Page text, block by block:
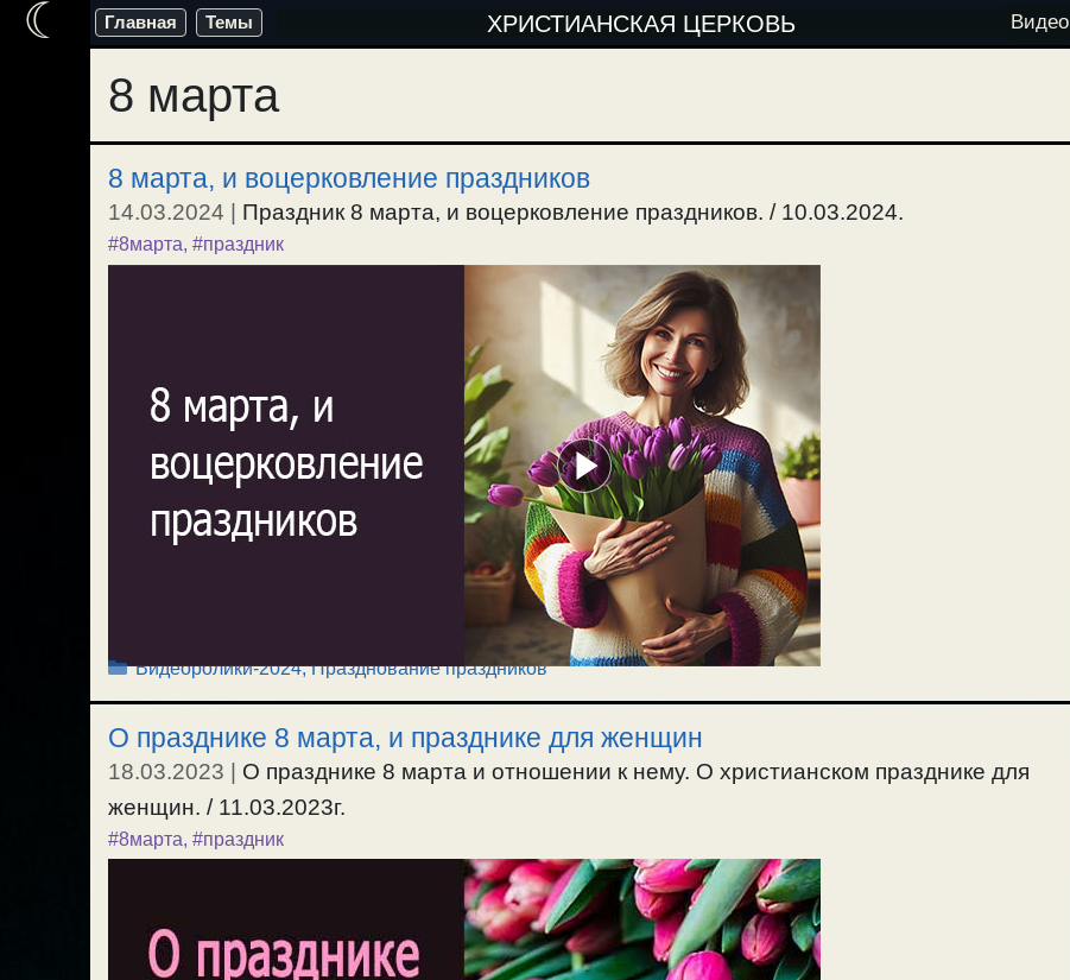
Перейти
содержимому
Главная Темы ХРИСТИАНСКАЯ ЦЕРКОВЬ Видео
8 марта
8 марта, и воцерковление праздников
14.03.2024 Праздник 8 марта, и воцерковление праздников. / 10.03.2024.
#8марта, #праздник
Рубрики
Видеоролики-2024,Празднование праздников
О празднике 8 марта, и празднике для женщин
18.03.2023 | О празднике 8 марта и отношении к нему. О христианском празднике для
женщин. / 11.03.2023г.
#8марта, #праздник
☾